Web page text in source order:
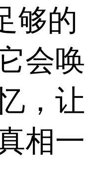
够的
会唤
，让
相一